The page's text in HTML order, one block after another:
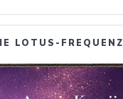
LOTUS-FREQUENZ